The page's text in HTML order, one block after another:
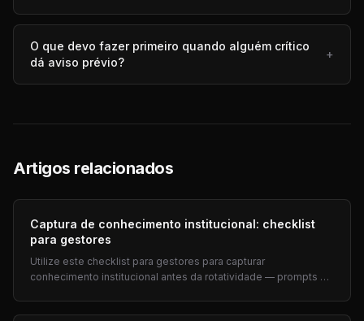
O que devo fazer primeiro quando alguém crítico
dá aviso prévio?
+
Artigos relacionados
Captura de conhecimento institucional: checklist
para gestores
Utilize este checklist para gestores para capturar
conhecimento institucional antes da rotatividade — prompts de